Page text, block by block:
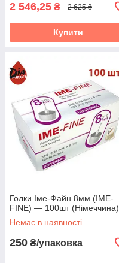
2 546,25 ₴ 2 625 ₴
Купити
Голки Іме-Файн 8мм (IME-
FINE) — 100шт (Німеччина)
Немає в наявності
250 ₴/упаковка